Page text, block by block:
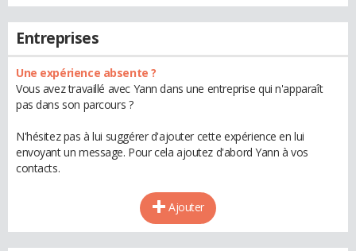
Entreprises
Une expérience absente ?
Vous avez travaillé avec Yann dans une entreprise qui n'apparaît
pas dans son parcours ?
N'hésitez pas à lui suggérer d'ajouter cette expérience en lui
envoyant un message. Pour cela ajoutez d'abord Yann à vos
contacts.
Ajouter